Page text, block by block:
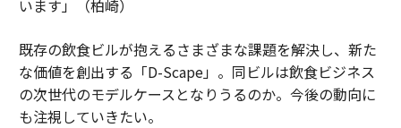
います」（柏崎）
既存の飲食ビルが抱えるさまざまな課題を解決し、新た
な価値を創出する「D-Scape」。同ビルは飲食ビジネス
の次世代のモデルケースとなりうるのか。今後の動向に
も注視していきたい。